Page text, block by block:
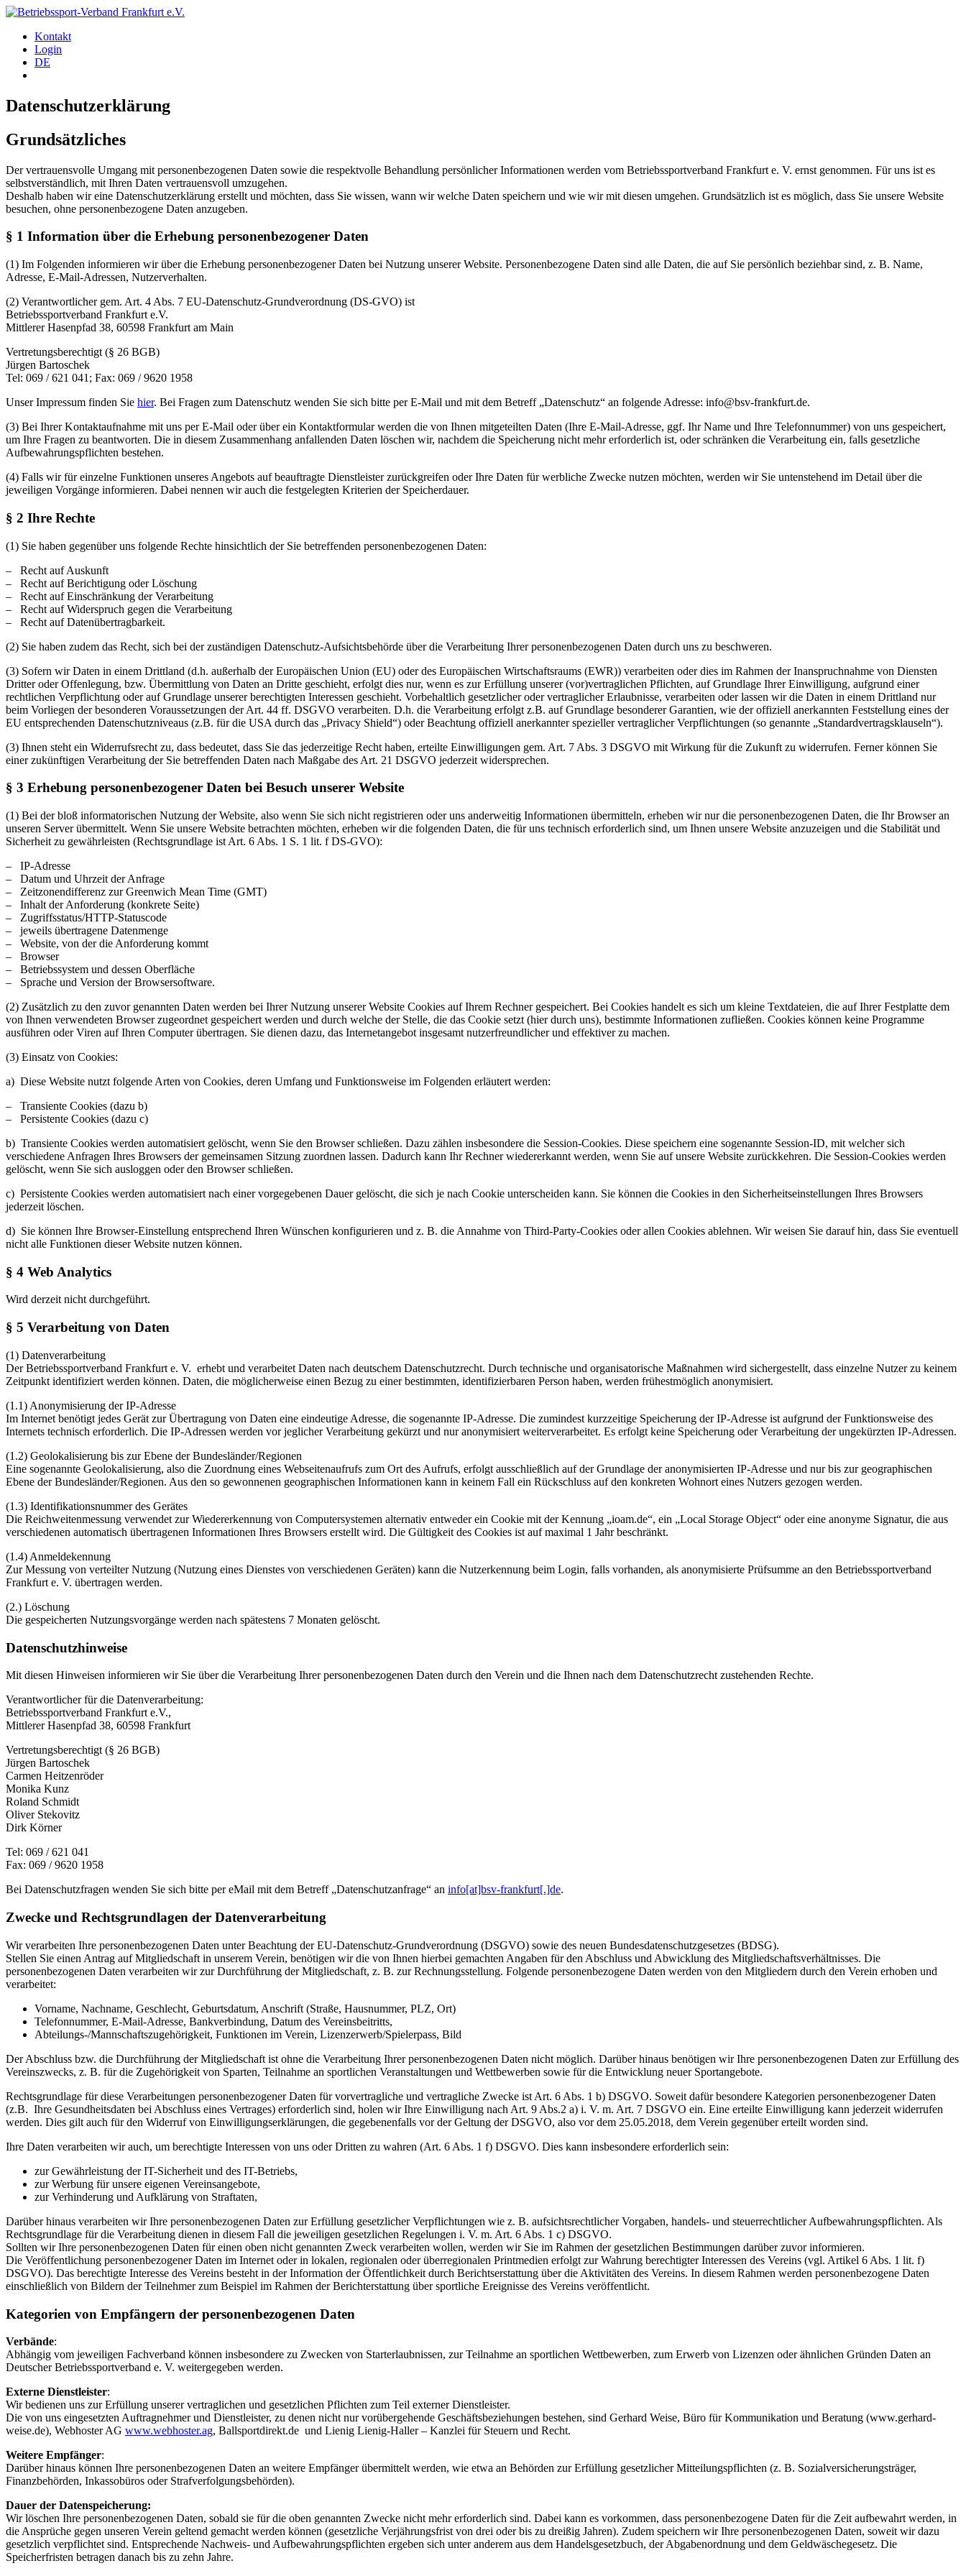
Kontakt
Login
DE
Datenschutzerklärung
Grundsätzliches
Der vertrauensvolle Umgang mit personenbezogenen Daten sowie die respektvolle Behandlung persönlicher Informationen werden vom Betriebssportverband Frankfurt e. V. ernst genommen. Für uns ist es
selbstverständlich, mit Ihren Daten vertrauensvoll umzugehen.
Deshalb haben wir eine Datenschutzerklärung erstellt und möchten, dass Sie wissen, wann wir welche Daten speichern und wie wir mit diesen umgehen. Grundsätzlich ist es möglich, dass Sie unsere Website
besuchen, ohne personenbezogene Daten anzugeben.
§ 1 Information über die Erhebung personenbezogener Daten
(1) Im Folgenden informieren wir über die Erhebung personenbezogener Daten bei Nutzung unserer Website. Personenbezogene Daten sind alle Daten, die auf Sie persönlich beziehbar sind, z. B. Name,
Adresse, E-Mail-Adressen, Nutzerverhalten.
(2) Verantwortlicher gem. Art. 4 Abs. 7 EU-Datenschutz-Grundverordnung (DS-GVO) ist
Betriebssportverband Frankfurt e.V.
Mittlerer Hasenpfad 38, 60598 Frankfurt am Main
Vertretungsberechtigt (§ 26 BGB)
Jürgen Bartoschek
Tel: 069 / 621 041; Fax: 069 / 9620 1958
Unser Impressum finden Sie hier. Bei Fragen zum Datenschutz wenden Sie sich bitte per E-Mail und mit dem Betreff „Datenschutz“ an folgende Adresse: info@bsv-frankfurt.de.
(3) Bei Ihrer Kontaktaufnahme mit uns per E-Mail oder über ein Kontaktformular werden die von Ihnen mitgeteilten Daten (Ihre E-Mail-Adresse, ggf. Ihr Name und Ihre Telefonnummer) von uns gespeichert,
um Ihre Fragen zu beantworten. Die in diesem Zusammenhang anfallenden Daten löschen wir, nachdem die Speicherung nicht mehr erforderlich ist, oder schränken die Verarbeitung ein, falls gesetzliche
Aufbewahrungspflichten bestehen.
(4) Falls wir für einzelne Funktionen unseres Angebots auf beauftragte Dienstleister zurückgreifen oder Ihre Daten für werbliche Zwecke nutzen möchten, werden wir Sie untenstehend im Detail über die
jeweiligen Vorgänge informieren. Dabei nennen wir auch die festgelegten Kriterien der Speicherdauer.
§ 2 Ihre Rechte
(1) Sie haben gegenüber uns folgende Rechte hinsichtlich der Sie betreffenden personenbezogenen Daten:
– Recht auf Auskunft
– Recht auf Berichtigung oder Löschung
– Recht auf Einschränkung der Verarbeitung
– Recht auf Widerspruch gegen die Verarbeitung
– Recht auf Datenübertragbarkeit.
(2) Sie haben zudem das Recht, sich bei der zuständigen Datenschutz-Aufsichtsbehörde über die Verarbeitung Ihrer personenbezogenen Daten durch uns zu beschweren.
(3) Sofern wir Daten in einem Drittland (d.h. außerhalb der Europäischen Union (EU) oder des Europäischen Wirtschaftsraums (EWR)) verarbeiten oder dies im Rahmen der Inanspruchnahme von Diensten
Dritter oder Offenlegung, bzw. Übermittlung von Daten an Dritte geschieht, erfolgt dies nur, wenn es zur Erfüllung unserer (vor)vertraglichen Pflichten, auf Grundlage Ihrer Einwilligung, aufgrund einer
rechtlichen Verpflichtung oder auf Grundlage unserer berechtigten Interessen geschieht. Vorbehaltlich gesetzlicher oder vertraglicher Erlaubnisse, verarbeiten oder lassen wir die Daten in einem Drittland nur
beim Vorliegen der besonderen Voraussetzungen der Art. 44 ff. DSGVO verarbeiten. D.h. die Verarbeitung erfolgt z.B. auf Grundlage besonderer Garantien, wie der offiziell anerkannten Feststellung eines der
EU entsprechenden Datenschutzniveaus (z.B. für die USA durch das „Privacy Shield“) oder Beachtung offiziell anerkannter spezieller vertraglicher Verpflichtungen (so genannte „Standardvertragsklauseln“).
(3) Ihnen steht ein Widerrufsrecht zu, dass bedeutet, dass Sie das jederzeitige Recht haben, erteilte Einwilligungen gem. Art. 7 Abs. 3 DSGVO mit Wirkung für die Zukunft zu widerrufen. Ferner können Sie
einer zukünftigen Verarbeitung der Sie betreffenden Daten nach Maßgabe des Art. 21 DSGVO jederzeit widersprechen.
§ 3 Erhebung personenbezogener Daten bei Besuch unserer Website
(1) Bei der bloß informatorischen Nutzung der Website, also wenn Sie sich nicht registrieren oder uns anderweitig Informationen übermitteln, erheben wir nur die personenbezogenen Daten, die Ihr Browser an
unseren Server übermittelt. Wenn Sie unsere Website betrachten möchten, erheben wir die folgenden Daten, die für uns technisch erforderlich sind, um Ihnen unsere Website anzuzeigen und die Stabilität und
Sicherheit zu gewährleisten (Rechtsgrundlage ist Art. 6 Abs. 1 S. 1 lit. f DS-GVO):
– IP-Adresse
– Datum und Uhrzeit der Anfrage
– Zeitzonendifferenz zur Greenwich Mean Time (GMT)
– Inhalt der Anforderung (konkrete Seite)
– Zugriffsstatus/HTTP-Statuscode
– jeweils übertragene Datenmenge
– Website, von der die Anforderung kommt
– Browser
– Betriebssystem und dessen Oberfläche
– Sprache und Version der Browsersoftware.
(2) Zusätzlich zu den zuvor genannten Daten werden bei Ihrer Nutzung unserer Website Cookies auf Ihrem Rechner gespeichert. Bei Cookies handelt es sich um kleine Textdateien, die auf Ihrer Festplatte dem
von Ihnen verwendeten Browser zugeordnet gespeichert werden und durch welche der Stelle, die das Cookie setzt (hier durch uns), bestimmte Informationen zufließen. Cookies können keine Programme
ausführen oder Viren auf Ihren Computer übertragen. Sie dienen dazu, das Internetangebot insgesamt nutzerfreundlicher und effektiver zu machen.
(3) Einsatz von Cookies:
a) Diese Website nutzt folgende Arten von Cookies, deren Umfang und Funktionsweise im Folgenden erläutert werden:
– Transiente Cookies (dazu b)
– Persistente Cookies (dazu c)
b) Transiente Cookies werden automatisiert gelöscht, wenn Sie den Browser schließen. Dazu zählen insbesondere die Session-Cookies. Diese speichern eine sogenannte Session-ID, mit welcher sich
verschiedene Anfragen Ihres Browsers der gemeinsamen Sitzung zuordnen lassen. Dadurch kann Ihr Rechner wiedererkannt werden, wenn Sie auf unsere Website zurückkehren. Die Session-Cookies werden
gelöscht, wenn Sie sich ausloggen oder den Browser schließen.
c) Persistente Cookies werden automatisiert nach einer vorgegebenen Dauer gelöscht, die sich je nach Cookie unterscheiden kann. Sie können die Cookies in den Sicherheitseinstellungen Ihres Browsers
jederzeit löschen.
d) Sie können Ihre Browser-Einstellung entsprechend Ihren Wünschen konfigurieren und z. B. die Annahme von Third-Party-Cookies oder allen Cookies ablehnen. Wir weisen Sie darauf hin, dass Sie eventuell
nicht alle Funktionen dieser Website nutzen können.
§ 4 Web Analytics
Wird derzeit nicht durchgeführt.
§ 5 Verarbeitung von Daten
(1) Datenverarbeitung
Der Betriebssportverband Frankfurt e. V. erhebt und verarbeitet Daten nach deutschem Datenschutzrecht. Durch technische und organisatorische Maßnahmen wird sichergestellt, dass einzelne Nutzer zu keinem
Zeitpunkt identifiziert werden können. Daten, die möglicherweise einen Bezug zu einer bestimmten, identifizierbaren Person haben, werden frühestmöglich anonymisiert.
(1.1) Anonymisierung der IP-Adresse
Im Internet benötigt jedes Gerät zur Übertragung von Daten eine eindeutige Adresse, die sogenannte IP-Adresse. Die zumindest kurzzeitige Speicherung der IP-Adresse ist aufgrund der Funktionsweise des
Internets technisch erforderlich. Die IP-Adressen werden vor jeglicher Verarbeitung gekürzt und nur anonymisiert weiterverarbeitet. Es erfolgt keine Speicherung oder Verarbeitung der ungekürzten IP-Adressen.
(1.2) Geolokalisierung bis zur Ebene der Bundesländer/Regionen
Eine sogenannte Geolokalisierung, also die Zuordnung eines Webseitenaufrufs zum Ort des Aufrufs, erfolgt ausschließlich auf der Grundlage der anonymisierten IP-Adresse und nur bis zur geographischen
Ebene der Bundesländer/Regionen. Aus den so gewonnenen geographischen Informationen kann in keinem Fall ein Rückschluss auf den konkreten Wohnort eines Nutzers gezogen werden.
(1.3) Identifikationsnummer des Gerätes
Die Reichweitenmessung verwendet zur Wiedererkennung von Computersystemen alternativ entweder ein Cookie mit der Kennung „ioam.de“, ein „Local Storage Object“ oder eine anonyme Signatur, die aus
verschiedenen automatisch übertragenen Informationen Ihres Browsers erstellt wird. Die Gültigkeit des Cookies ist auf maximal 1 Jahr beschränkt.
(1.4) Anmeldekennung
Zur Messung von verteilter Nutzung (Nutzung eines Dienstes von verschiedenen Geräten) kann die Nutzerkennung beim Login, falls vorhanden, als anonymisierte Prüfsumme an den Betriebssportverband
Frankfurt e. V. übertragen werden.
(2.) Löschung
Die gespeicherten Nutzungsvorgänge werden nach spätestens 7 Monaten gelöscht.
Datenschutzhinweise
Mit diesen Hinweisen informieren wir Sie über die Verarbeitung Ihrer personenbezogenen Daten durch den Verein und die Ihnen nach dem Datenschutzrecht zustehenden Rechte.
Verantwortlicher für die Datenverarbeitung:
Betriebssportverband Frankfurt e.V.,
Mittlerer Hasenpfad 38, 60598 Frankfurt
Vertretungsberechtigt (§ 26 BGB)
Jürgen Bartoschek
Carmen Heitzenröder
Monika Kunz
Roland Schmidt
Oliver Stekovitz
Dirk Körner
Tel: 069 / 621 041
Fax: 069 / 9620 1958
Bei Datenschutzfragen wenden Sie sich bitte per eMail mit dem Betreff „Datenschutzanfrage“ an info[at]bsv-frankfurt[.]de.
Zwecke und Rechtsgrundlagen der Datenverarbeitung
Wir verarbeiten Ihre personenbezogenen Daten unter Beachtung der EU-Datenschutz-Grundverordnung (DSGVO) sowie des neuen Bundesdatenschutzgesetzes (BDSG).
Stellen Sie einen Antrag auf Mitgliedschaft in unserem Verein, benötigen wir die von Ihnen hierbei gemachten Angaben für den Abschluss und Abwicklung des Mitgliedschaftsverhältnisses. Die
personenbezogenen Daten verarbeiten wir zur Durchführung der Mitgliedschaft, z. B. zur Rechnungsstellung. Folgende personenbezogene Daten werden von den Mitgliedern durch den Verein erhoben und
verarbeitet:
Vorname, Nachname, Geschlecht, Geburtsdatum, Anschrift (Straße, Hausnummer, PLZ, Ort)
Telefonnummer, E-Mail-Adresse, Bankverbindung, Datum des Vereinsbeitritts,
Abteilungs-/Mannschaftszugehörigkeit, Funktionen im Verein, Lizenzerwerb/Spielerpass, Bild
Der Abschluss bzw. die Durchführung der Mitgliedschaft ist ohne die Verarbeitung Ihrer personenbezogenen Daten nicht möglich. Darüber hinaus benötigen wir Ihre personenbezogenen Daten zur Erfüllung des
Vereinszwecks, z. B. für die Zugehörigkeit von Sparten, Teilnahme an sportlichen Veranstaltungen und Wettbewerben sowie für die Entwicklung neuer Sportangebote.
Rechtsgrundlage für diese Verarbeitungen personenbezogener Daten für vorvertragliche und vertragliche Zwecke ist Art. 6 Abs. 1 b) DSGVO. Soweit dafür besondere Kategorien personenbezogener Daten
(z.B. Ihre Gesundheitsdaten bei Abschluss eines Vertrages) erforderlich sind, holen wir Ihre Einwilligung nach Art. 9 Abs.2 a) i. V. m. Art. 7 DSGVO ein. Eine erteilte Einwilligung kann jederzeit widerrufen
werden. Dies gilt auch für den Widerruf von Einwilligungserklärungen, die gegebenenfalls vor der Geltung der DSGVO, also vor dem 25.05.2018, dem Verein gegenüber erteilt worden sind.
Ihre Daten verarbeiten wir auch, um berechtigte Interessen von uns oder Dritten zu wahren (Art. 6 Abs. 1 f) DSGVO. Dies kann insbesondere erforderlich sein:
zur Gewährleistung der IT-Sicherheit und des IT-Betriebs,
zur Werbung für unsere eigenen Vereinsangebote,
zur Verhinderung und Aufklärung von Straftaten,
Darüber hinaus verarbeiten wir Ihre personenbezogenen Daten zur Erfüllung gesetzlicher Verpflichtungen wie z. B. aufsichtsrechtlicher Vorgaben, handels- und steuerrechtlicher Aufbewahrungspflichten. Als
Rechtsgrundlage für die Verarbeitung dienen in diesem Fall die jeweiligen gesetzlichen Regelungen i. V. m. Art. 6 Abs. 1 c) DSGVO.
Sollten wir Ihre personenbezogenen Daten für einen oben nicht genannten Zweck verarbeiten wollen, werden wir Sie im Rahmen der gesetzlichen Bestimmungen darüber zuvor informieren.
Die Veröffentlichung personenbezogener Daten im Internet oder in lokalen, regionalen oder überregionalen Printmedien erfolgt zur Wahrung berechtigter Interessen des Vereins (vgl. Artikel 6 Abs. 1 lit. f)
DSGVO). Das berechtigte Interesse des Vereins besteht in der Information der Öffentlichkeit durch Berichtserstattung über die Aktivitäten des Vereins. In diesem Rahmen werden personenbezogene Daten
einschließlich von Bildern der Teilnehmer zum Beispiel im Rahmen der Berichterstattung über sportliche Ereignisse des Vereins veröffentlicht.
Kategorien von Empfängern der personenbezogenen Daten
Verbände:
Abhängig vom jeweiligen Fachverband können insbesondere zu Zwecken von Starterlaubnissen, zur Teilnahme an sportlichen Wettbewerben, zum Erwerb von Lizenzen oder ähnlichen Gründen Daten an
Deutscher Betriebssportverband e. V. weitergegeben werden.
Externe Dienstleister:
Wir bedienen uns zur Erfüllung unserer vertraglichen und gesetzlichen Pflichten zum Teil externer Dienstleister.
Die von uns eingesetzten Auftragnehmer und Dienstleister, zu denen nicht nur vorübergehende Geschäftsbeziehungen bestehen, sind Gerhard Weise, Büro für Kommunikation und Beratung (www.gerhard-
weise.de), Webhoster AG www.webhoster.ag, Ballsportdirekt.de und Lienig Lienig-Haller – Kanzlei für Steuern und Recht.
Weitere Empfänger:
Darüber hinaus können Ihre personenbezogenen Daten an weitere Empfänger übermittelt werden, wie etwa an Behörden zur Erfüllung gesetzlicher Mitteilungspflichten (z. B. Sozialversicherungsträger,
Finanzbehörden, Inkassobüros oder Strafverfolgungsbehörden).
Dauer der Datenspeicherung:
Wir löschen Ihre personenbezogenen Daten, sobald sie für die oben genannten Zwecke nicht mehr erforderlich sind. Dabei kann es vorkommen, dass personenbezogene Daten für die Zeit aufbewahrt werden, in
die Ansprüche gegen unseren Verein geltend gemacht werden können (gesetzliche Verjährungsfrist von drei oder bis zu dreißig Jahren). Zudem speichern wir Ihre personenbezogenen Daten, soweit wir dazu
gesetzlich verpflichtet sind. Entsprechende Nachweis- und Aufbewahrungspflichten ergeben sich unter anderem aus dem Handelsgesetzbuch, der Abgabenordnung und dem Geldwäschegesetz. Die
Speicherfristen betragen danach bis zu zehn Jahre.